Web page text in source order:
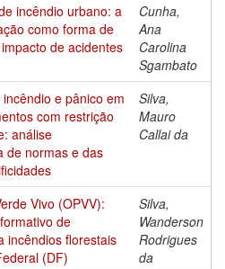
incêndio urbano: a
como forma de
de acidentes
Cunha,
Ana
Carolina
Sgambato
e pânico em
com restrição
análise
de normas e das
Silva,
Mauro
Callai da
Vivo (OPVV):
de
incêndios florestais
(DF)
Silva,
Wanderson
Rodrigues
da